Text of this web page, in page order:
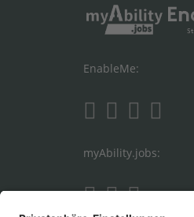
EnableMe:
myAbility.jobs: